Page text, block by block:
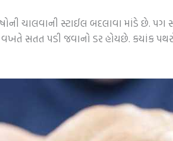
ચાલવાની સ્ટાઈલ બદલાવા માંડે છે.
સતત પડી જવાનો ડર હોયછે. કયાંક